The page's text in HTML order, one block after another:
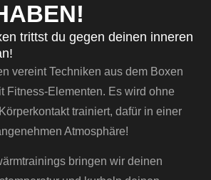
trittst du gegen deinen inneren
vereint Techniken aus dem Boxen
Fitness-Elementen. Es wird ohne
trainiert, dafür in einer
Atmosphäre!
bringen wir deinen